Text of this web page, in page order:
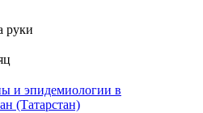
руки
и эпидемиологии в
(Татарстан)